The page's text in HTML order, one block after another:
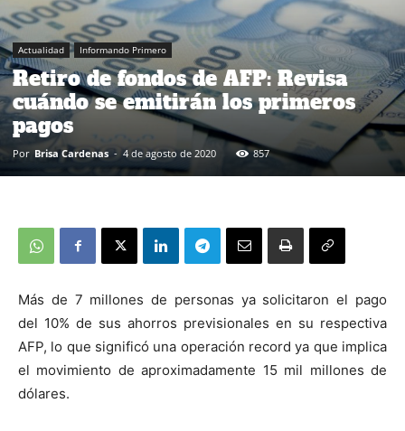
Actualidad Informando Primero
Retiro de fondos de AFP: Revisa
cuándo se emitirán los primeros
pagos
Por Brisa Cardenas - 4 de agosto de 2020 857
Más de 7 millones de personas ya solicitaron el pago
del 10% de sus ahorros previsionales en su respectiva
AFP, lo que significó una operación record ya que implica
el movimiento de aproximadamente 15 mil millones de
dólares.